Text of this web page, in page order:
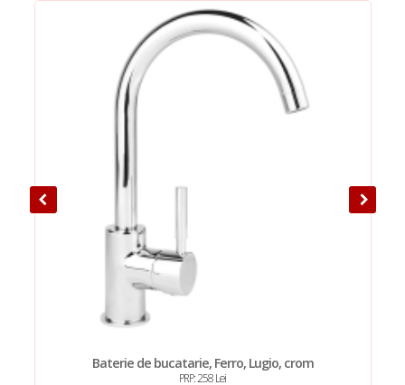
Baterie de bucatarie, Ferro, Lugio, crom
PRP: 258 Lei